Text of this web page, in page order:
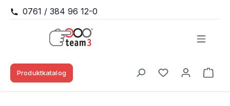
Zum Hauptinhalt springen
0761 / 384 96 12-0
Produktkatalog
Du hast 0